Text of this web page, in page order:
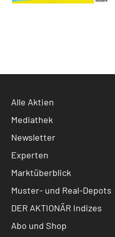
Alle Aktien
Mediathek
Newsletter
Experten
Marktüberblick
Muster- und Real-Depots
DER AKTIONÄR Indizes
Abo und Shop